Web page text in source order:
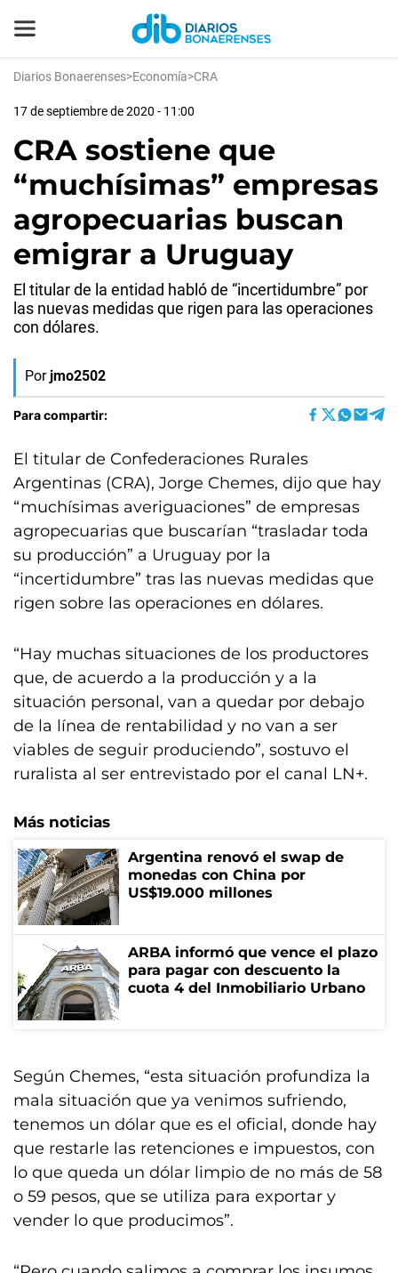
Diarios Bonaerenses>Economía>CRA
17 de septiembre de 2020 - 11:00
CRA sostiene que
“muchísimas” empresas
agropecuarias buscan
emigrar a Uruguay
El titular de la entidad habló de “incertidumbre” por
las nuevas medidas que rigen para las operaciones
con dólares.
Por jmo2502
Para compartir:
El titular de Confederaciones Rurales
Argentinas (CRA), Jorge Chemes, dijo que hay
“muchísimas averiguaciones” de empresas
agropecuarias que buscarían “trasladar toda
su producción” a Uruguay por la
“incertidumbre” tras las nuevas medidas que
rigen sobre las operaciones en dólares.
“Hay muchas situaciones de los productores
que, de acuerdo a la producción y a la
situación personal, van a quedar por debajo
de la línea de rentabilidad y no van a ser
viables de seguir produciendo”, sostuvo el
ruralista al ser entrevistado por el canal LN+.
Más noticias
Argentina renovó el swap de
monedas con China por
US$19.000 millones
ARBA informó que vence el plazo
para pagar con descuento la
cuota 4 del Inmobiliario Urbano
Según Chemes, “esta situación profundiza la
mala situación que ya venimos sufriendo,
tenemos un dólar que es el oficial, donde hay
que restarle las retenciones e impuestos, con
lo que queda un dólar limpio de no más de 58
o 59 pesos, que se utiliza para exportar y
vender lo que producimos”.